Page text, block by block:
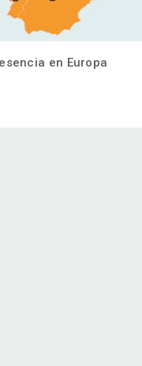
en Europa